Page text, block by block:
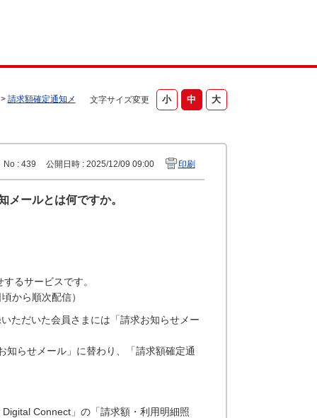
文字サイズ変更
> 請求額確定通知メ
No : 439 公開日時 : 2025/12/09 09:00 印刷
メールとは何ですか。
るサービスです。
から順次配信）
ただいた会員さまには「請求お知らせメー
知らせメール」に替わり、「請求額確定通
Connect」の「請求額・利用明細照